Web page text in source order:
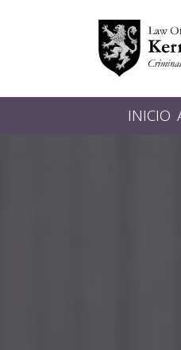
INICIO